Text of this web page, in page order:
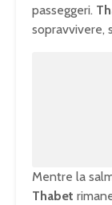
passeggeri.
sopravvivere,
Mentre la
Thabet